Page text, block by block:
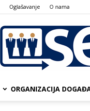
Oglašavanje О nama
ORGANIZACIJA